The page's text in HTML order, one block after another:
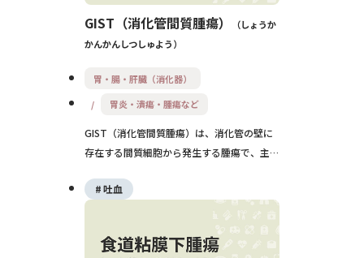
GIST（消化管間質腫瘍）
しょうか
かんかんしつしゅよう
胃・腸・肝臓（消化器）
胃炎・潰瘍・腫瘍など
GIST（消化管間質腫瘍）は、消化管の壁に
存在する間質細胞から発生する腫瘍で、主に
しますが、出血や腹痛の原因になることもあ
り、悪性の可能性もあります。診断には内視
鏡と超音波内視鏡、生検による病理検査が必
要で、治療は外科的切除が基本です。再発リ
吐血